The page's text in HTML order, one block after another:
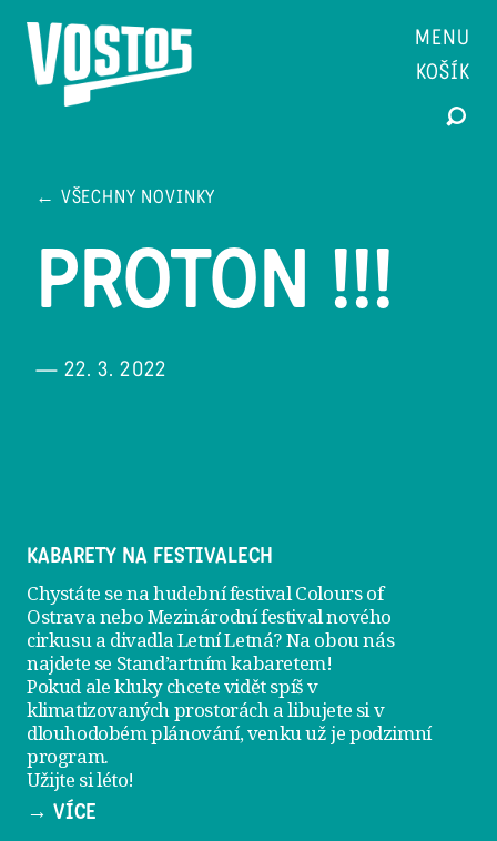
MENU
KOŠÍK
← VŠECHNY NOVINKY
PROTON !!!
— 22. 3. 2022
KABARETY NA FESTIVALECH
Chystáte se na hudební festival Colours of
Ostrava nebo Mezinárodní festival nového
cirkusu a divadla Letní Letná? Na obou nás
najdete se Stand’artním kabaretem!
Pokud ale kluky chcete vidět spíš v
klimatizovaných prostorách a libujete si v
dlouhodobém plánování, venku už jepodzimní
program.
Užijte si léto!
→ VÍCE